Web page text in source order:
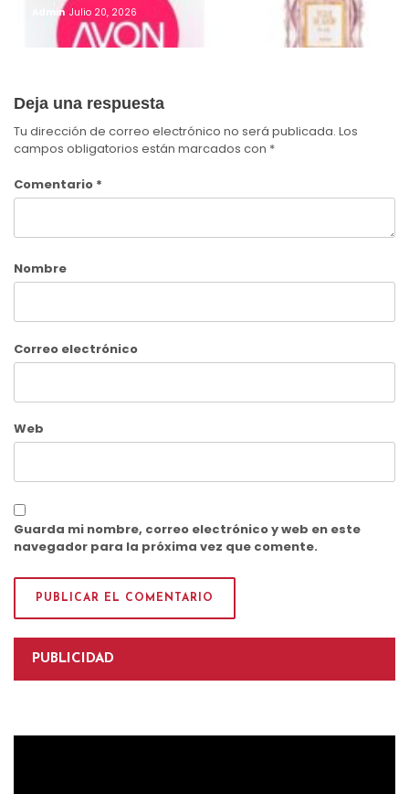
Admin Julio 20, 2026
Deja una respuesta
Tu dirección de correo electrónico no será publicada. Los
campos obligatorios están marcados con *
Comentario *
Nombre
Correo electrónico
Web
Guarda mi nombre, correo electrónico y web en este
navegador para la próxima vez que comente.
PUBLICIDAD